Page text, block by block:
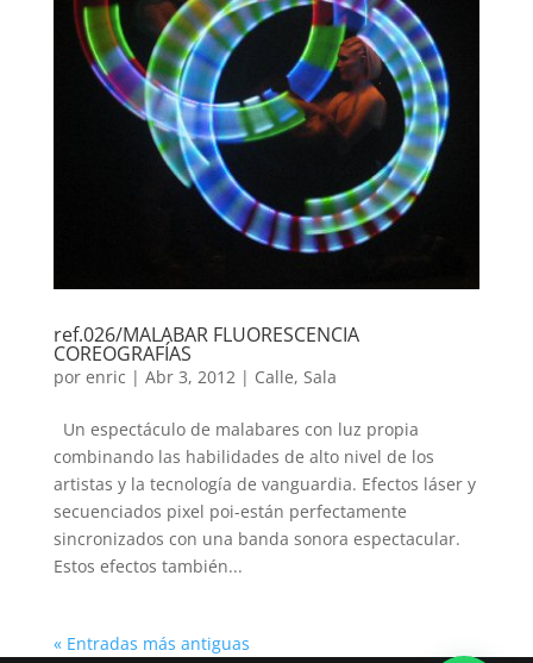
ref.026/MALABAR FLUORESCENCIA
COREOGRAFÍAS
por enric | Abr 3, 2012| Calle, Sala
Un espectáculo de malabares con luz propia
combinando las habilidades de alto nivel de los
artistas y la tecnología de vanguardia. Efectos láser y
secuenciados pixel poi-están perfectamente
sincronizados con una banda sonora espectacular.
Estos efectos también...
« Entradas más antiguas